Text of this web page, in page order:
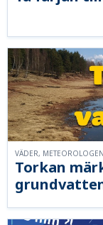
Torkan
VÄDER, METEOROLOGEN